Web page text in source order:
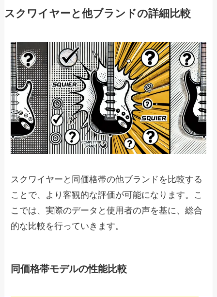
スクワイヤーと他ブランドの詳細比較
スクワイヤーと同価格帯の他ブランドを比較する
ことで、より客観的な評価が可能になります。こ
こでは、実際のデータと使用者の声を基に、総合
的な比較を行っていきます。
同価格帯モデルの性能比較